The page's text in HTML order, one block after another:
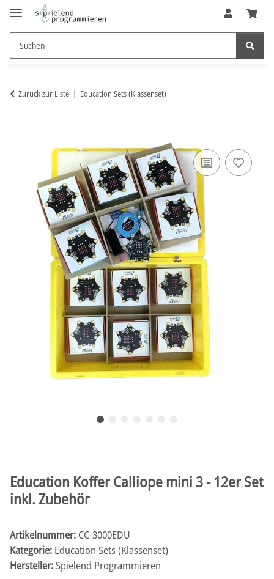
Zurück zur Liste Education Sets (Klassenset)
Education Koffer Calliope mini 3 - 12er Set
inkl. Zubehör
Artikelnummer: CC-3000EDU
Kategorie: Education Sets (Klassenset)
Hersteller:Spielend Programmieren